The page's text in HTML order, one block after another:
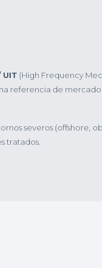
UIT (High Frequency
referencia de
severos (offshore,
tratados.